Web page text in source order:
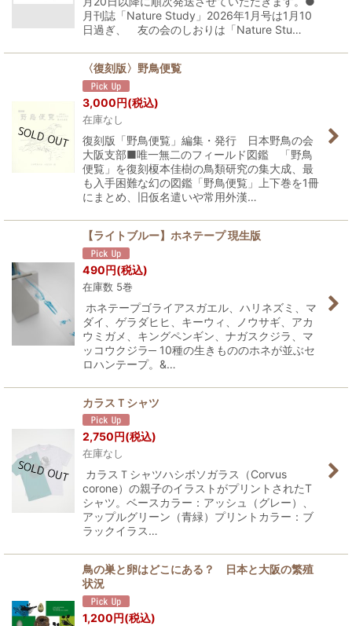
月刊誌「Nature Study」2026年1月号は1月10
日過ぎ、 友の会のしおりは「Nature Stu…
〈復刻版〉野鳥便覧
3,000円(税込)
在庫なし
復刻版「野鳥便覧」編集・発行 日本野鳥の会
大阪支部■唯一無二のフィールド図鑑 「野鳥
便覧」を復刻榎本佳樹の鳥類研究の集大成、最
も入手困難な幻の図鑑「野鳥便覧」上下巻を1冊
にまとめ、旧仮名遣いや常用外漢…
【ライトブルー】ホネテープ 現生版
490円(税込)
在庫数 5巻
ホネテープゴライアスガエル、ハリネズミ、マ
ダイ、ゲラダヒヒ、キーウィ、ノウサギ、アカ
ウミガメ、キングペンギン、ナガスクジラ、マ
ッコウクジラ─ 10種の生きもののホネが並ぶセ
ロハンテープ。&…
カラスＴシャツ
2,750 円(税込)
在庫なし
カラスＴシャツハシボソガラス（Corvus
corone）の親子のイラストがプリントされたT
シャツ。ベースカラー：アッシュ（グレー）、
アップルグリーン（青緑）プリントカラー：ブ
ラックイラス…
鳥の巣と卵はどこにある？ 日本と大阪の繁殖
状況
1,200円(税込)